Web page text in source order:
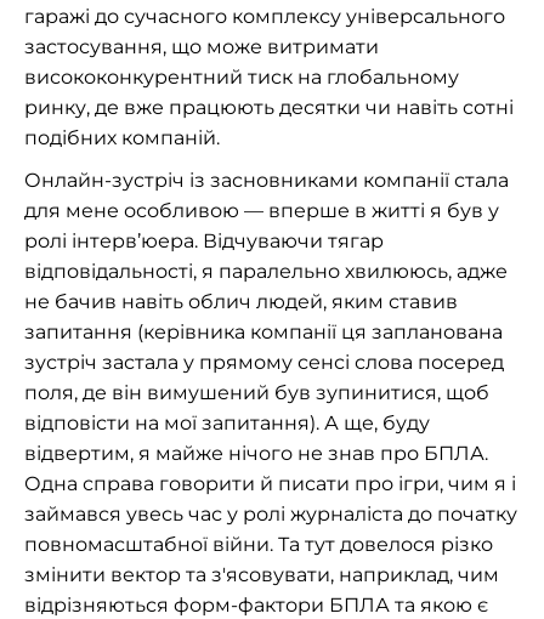
гаражі до сучасного комплексу універсального
застосування, що може витримати
висококонкурентний тиск на глобальному
ринку, де вже працюють десятки чи навіть сотні
подібних компаній.
Онлайн-зустріч із засновниками компанії стала
для мене особливою — вперше в житті я був у
ролі інтерв’юера. Відчуваючи тягар
відповідальності, я паралельно хвилююсь, адже
не бачив навіть облич людей, яким ставив
запитання (керівника компанії ця запланована
зустріч застала у прямому сенсі слова посеред
поля, де він вимушений був зупинитися, щоб
відповісти на мої запитання). А ще, буду
відвертим, я майже нічого не знав про БПЛА.
Одна справа говорити й писати про ігри, чим я і
займався увесь час у ролі журналіста до початку
повномасштабної війни. Та тут довелося різко
змінити вектор та з'ясовувати, наприклад, чим
відрізняються форм-фактори БПЛА та якою є